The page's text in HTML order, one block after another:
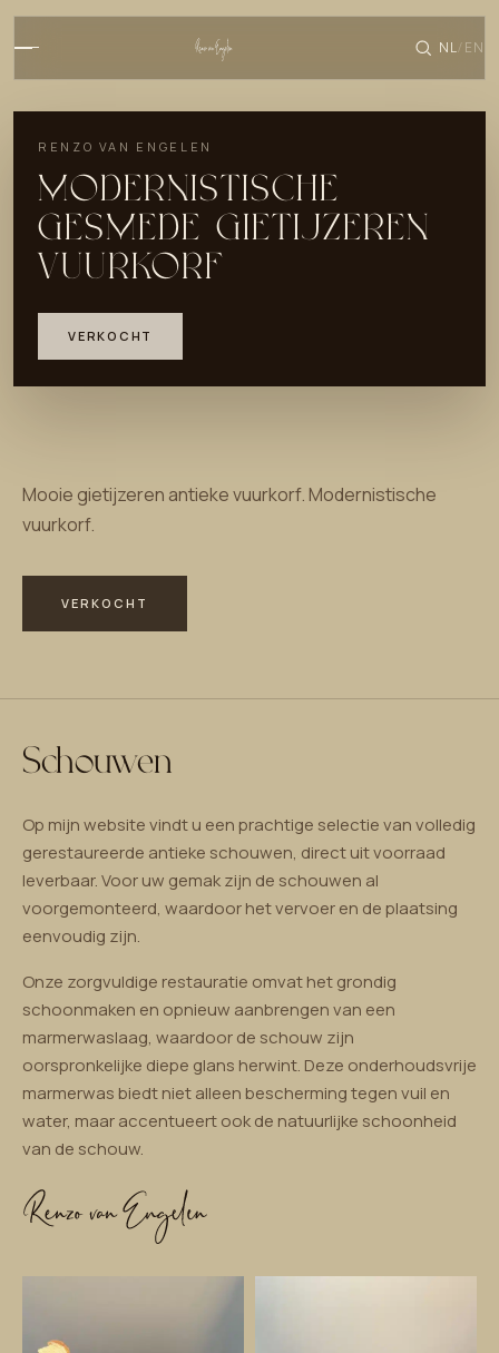
NL/ EN
RENZO VAN ENGELEN
MODERNISTISCHE
GESMEDE GIETIJZEREN
VUURKORF
VERKOCHT
Mooie gietijzeren antieke vuurkorf. Modernistische
vuurkorf.
VERKOCHT
Schouwen
Op mijn website vindt u een prachtige selectie van volledig
gerestaureerde antieke schouwen, direct uit voorraad
leverbaar. Voor uw gemak zijn de schouwen al
voorgemonteerd, waardoor het vervoer en de plaatsing
eenvoudig zijn.
Onze zorgvuldige restauratie omvat het grondig
schoonmaken en opnieuw aanbrengen van een
marmerwaslaag, waardoor de schouw zijn
oorspronkelijke diepe glans herwint. Deze onderhoudsvrije
marmerwas biedt niet alleen bescherming tegen vuil en
water, maar accentueert ook de natuurlijke schoonheid
van de schouw.